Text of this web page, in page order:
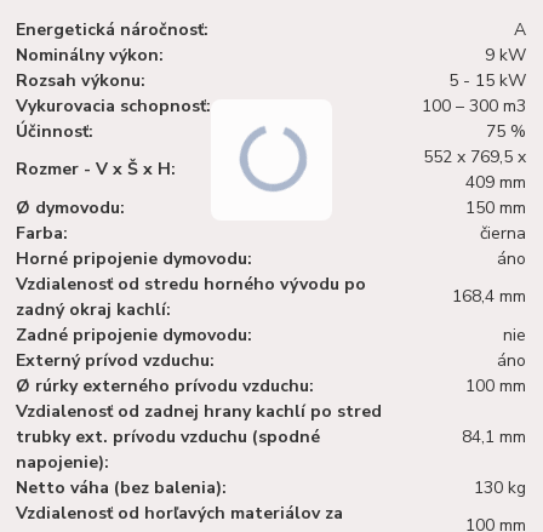
Energetická náročnosť:
A
Nominálny výkon:
9 kW
Rozsah výkonu:
5 - 15 kW
Vykurovacia schopnosť:
100 – 300 m3
Účinnosť:
75 %
Rozmer - V x Š x H:
552 x 769,5 x
409 mm
Ø dymovodu:
150 mm
Farba:
čierna
Horné pripojenie dymovodu:
áno
Vzdialenosť od stredu horného vývodu po
zadný okraj kachlí:
168,4 mm
Zadné pripojenie dymovodu:
nie
Externý prívod vzduchu:
áno
Ø rúrky externého prívodu vzduchu:
100 mm
Vzdialenosť od zadnej hrany kachlí po stred
trubky ext. prívodu vzduchu (spodné
napojenie):
84,1 mm
Netto váha (bez balenia):
130 kg
Vzdialenosť od horľavých materiálov za
100 mm